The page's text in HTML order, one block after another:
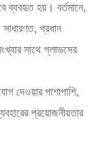
ব্যবহৃত হয়। বর্তমানে,
প্রধান
সাথে গ্লাভসের
দেওয়ার পাশাপাশি,
প্রয়োজনীয়তার